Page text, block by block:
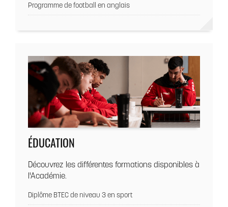
Programme de football en anglais
ÉDUCATION
Découvrez les différentes formations disponibles à
l'Académie.
Diplôme BTEC de niveau 3 en sport